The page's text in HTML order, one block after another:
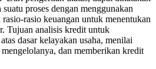
proses dengan menggunakan
rasio keuangan untuk menentukan
Tujuan analisis kredit untuk
dasar kelayakan usaha, menilai
dan memberikan kredit